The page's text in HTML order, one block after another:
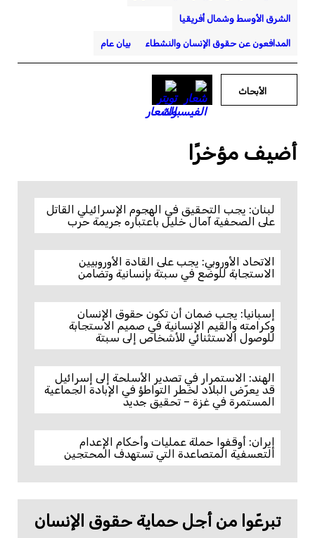
الشرق الأوسط وشمال أفريقيا
المدافعون عن حقوق الإنسان والنشطاء بيان عام
الأبحاث
أضيف مؤخرًا
لبنان: يجب التحقيق في الهجوم الإسرائيلي القاتل
على الصحفية آمال خليل باعتباره جريمة حرب
الاتحاد الأوروبي: يجب على القادة الأوروبيين
الاستجابة للوضع في سبتة بإنسانية وتضامن
إسبانيا: يجب ضمان أن تكون حقوق الإنسان
وكرامته والقيم الإنسانية في صميم الاستجابة
للوصول الاستثنائي للأشخاص إلى سبتة
الهند: الاستمرار في تصدير الأسلحة إلى إسرائيل
قد يعرّض البلاد لخطر التواطؤ في الإبادة الجماعية
المستمرة في غزة – تحقيق جديد
إيران: أوقفوا حملة عمليات وأحكام الإعدام
التعسفية المتصاعدة التي تستهدف المحتجين
تبرعّوا من أجل حماية حقوق الإنسان